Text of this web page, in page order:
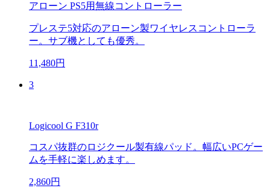
アローン PS5用無線コントローラー
プレステ5対応のアローン製ワイヤレスコントローラ
ー。サブ機としても優秀。
11,480円
3
Logicool G F310r
コスパ抜群のロジクール製有線パッド。幅広いPCゲー
ムを手軽に楽しめます。
2,860円